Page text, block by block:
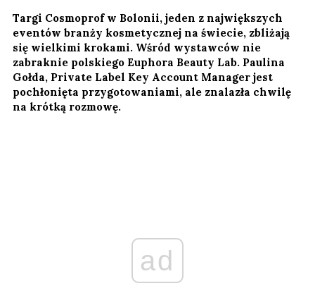
Targi Cosmoprof w Bolonii, jeden z największych
eventów branży kosmetycznej na świecie, zbliżają
się wielkimi krokami. Wśród wystawców nie
zabraknie polskiego Euphora Beauty Lab. Paulina
Gołda, Private Label Key Account Manager jest
pochłonięta przygotowaniami, ale znalazła chwilę
na krótką rozmowę.
ad